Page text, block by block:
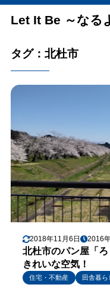
Let It Be ～なる
タグ：北杜市
2018年11月6日 2016
北杜市のパン屋「ろ
きれいな空気！
住宅・不動産 田舎暮ら